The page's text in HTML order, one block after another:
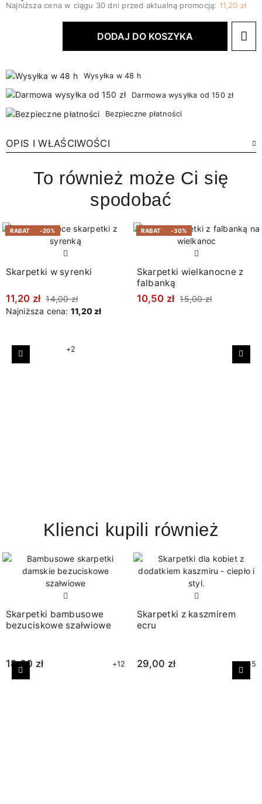
Najniższa cena w ciągu 30 dni przed aktualną promocją: 11,20 zł
DODAJ DO KOSZYKA
Wysyłka w 48 h
Darmowa wysyłka od 150 zł
Bezpieczne płatności
OPIS I WŁAŚCIWOŚCI
To również może Ci się
spodobać
RABAT -20%
Skarpetki w syrenki
11,20 zł 14,00 zł
Najniższa cena: 11,20 zł
+2
RABAT -30%
Skarpetki wielkanocne z
falbanką
10,50 zł 15,00 zł
Poprzedni
Klienci kupili również
Skarpetki bambusowe
bezuciskowe szałwiowe
18,00 zł +12
Skarpetki z kaszmirem
ecru
29,00 zł +5
Poprzedni